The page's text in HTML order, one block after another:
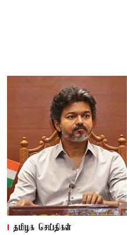
தமிழக செய்திகள்